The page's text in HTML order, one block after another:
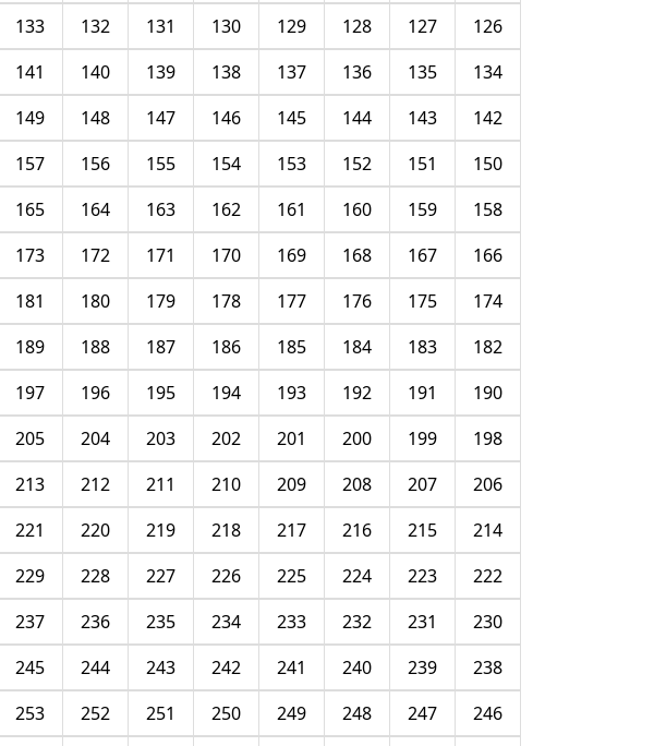
126
127
128
129
130
131
132
133
134
135
136
137
138
139
140
141
142
143
144
145
146
147
148
149
150
151
152
153
154
155
156
157
158
159
160
161
162
163
164
165
166
167
168
169
170
171
172
173
174
175
176
177
178
179
180
181
182
183
184
185
186
187
188
189
190
191
192
193
194
195
196
197
198
199
200
201
202
203
204
205
206
207
208
209
210
211
212
213
214
215
216
217
218
219
220
221
222
223
224
225
226
227
228
229
230
231
232
233
234
235
236
237
238
239
240
241
242
243
244
245
246
247
248
249
250
251
252
253